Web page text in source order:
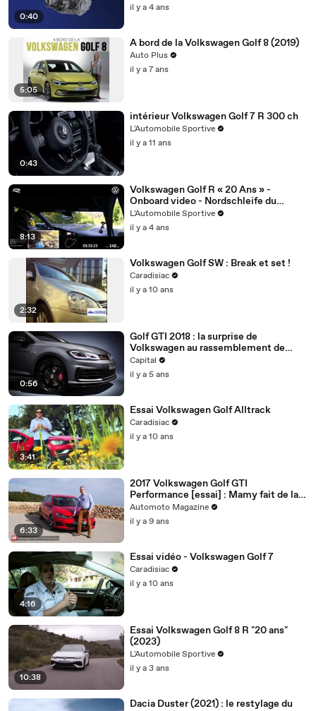
0:40
il y a 4 ans
5:05
A bord de la Volkswagen Golf 8 (2019)
Auto Plus
il y a 7 ans
0:43
intérieur Volkswagen Golf 7 R 300 ch
L'Automobile Sportive
il y a 11 ans
8:13
Volkswagen Golf R « 20 Ans » -
Onboard video - Nordschleife du
Nürburgring
L'Automobile Sportive
il y a 4 ans
2:32
Volkswagen Golf SW : Break et set !
Caradisiac
il y a 10 ans
0:56
Golf GTI 2018 : la surprise de
Volkswagen au rassemblement de
Wörthersee
Capital
il y a 5 ans
3:41
Essai Volkswagen Golf Alltrack
Caradisiac
il y a 10 ans
6:33
2017 Volkswagen Golf GTI
Performance [essai] : Mamy fait de la
résistance
Automoto Magazine
il y a 9 ans
4:16
Essai vidéo - Volkswagen Golf 7
Caradisiac
il y a 10 ans
10:38
Essai Volkswagen Golf 8 R "20 ans"
(2023)
L'Automobile Sportive
il y a 3 ans
Dacia Duster (2021) : le restylage du